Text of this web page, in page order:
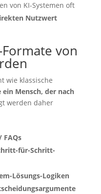
von KI-Systemen oft
Nutzwert
von
wie klassische
ein Mensch, der nach
werden daher
FAQs
für-Schritt-
Lösungs-Logiken